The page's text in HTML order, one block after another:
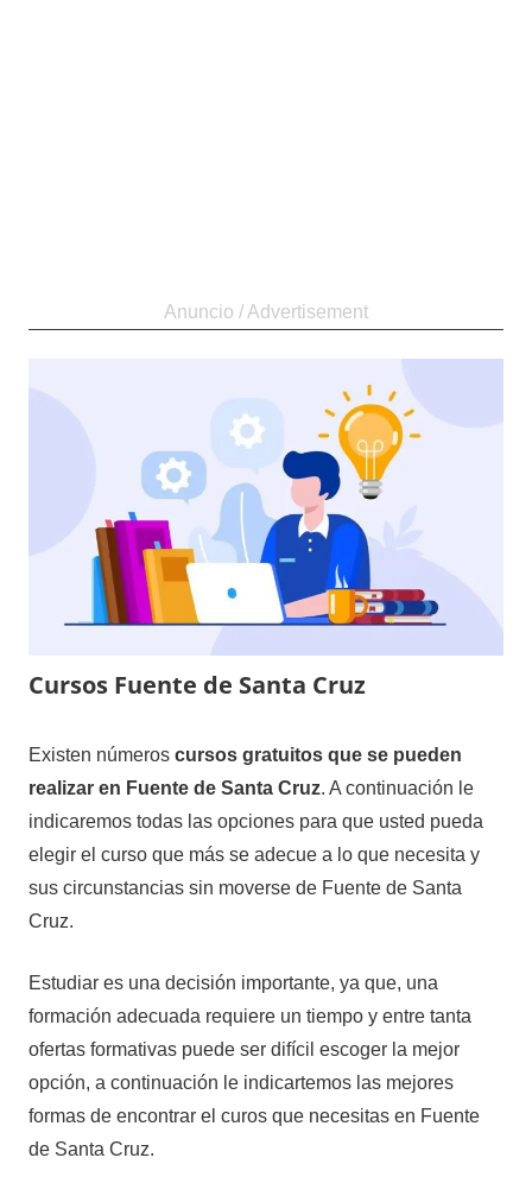
Cursos Fuente de Santa Cruz
6
de
diciembre
2020
Maria
Cursos
en
Segovia
Existen números cursos gratuitos que se pueden
realizar en Fuente de Santa Cruz. A continuación le
indicaremos todas las opciones para que usted pueda
elegir el curso que más se adecue a lo que necesita y
sus circunstancias sin moverse de Fuente de Santa
Cruz.
Estudiar es una decisión importante, ya que, una
formación adecuada requiere un tiempo y entre tanta
ofertas formativas puede ser difícil escoger la mejor
opción, a continuación le indicartemos las mejores
formas de encontrar el curos que necesitas en Fuente
de Santa Cruz.